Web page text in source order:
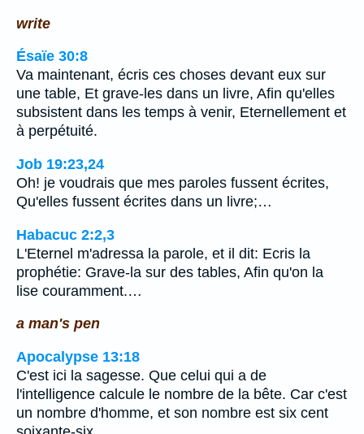
write
Ésaïe 30:8
Va maintenant, écris ces choses devant eux sur
une table, Et grave-les dans un livre, Afin qu'elles
subsistent dans les temps à venir, Eternellement et
à perpétuité.
Job 19:23,24
Oh! je voudrais que mes paroles fussent écrites,
Qu'elles fussent écrites dans un livre;…
Habacuc 2:2,3
L'Eternel m'adressa la parole, et il dit: Ecris la
prophétie: Grave-la sur des tables, Afin qu'on la
lise couramment.…
a man's pen
Apocalypse 13:18
C'est ici la sagesse. Que celui qui a de
l'intelligence calcule le nombre de la bête. Car c'est
un nombre d'homme, et son nombre est six cent